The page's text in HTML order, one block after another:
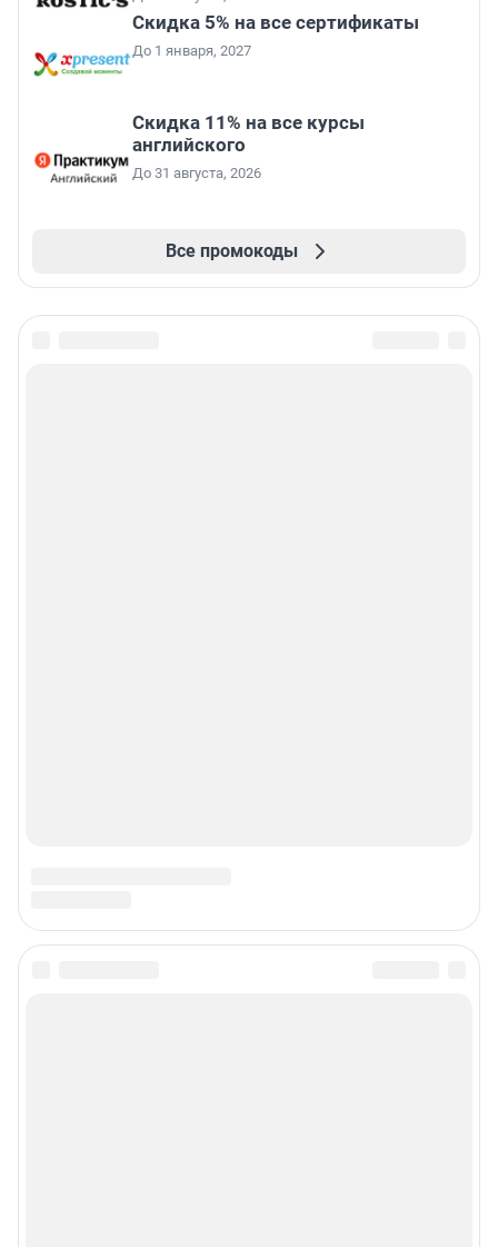
Скидка 5% на все сертификаты
До 1 января, 2027
Скидка 11% на все курсы
английского
До 31 августа, 2026
Все промокоды